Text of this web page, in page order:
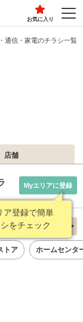
お気に入り
通信・家電のチラシ一覧
店舗
ア登録で簡単
をチェック
Myエリアに登録
新着順
トア ホームセンタ